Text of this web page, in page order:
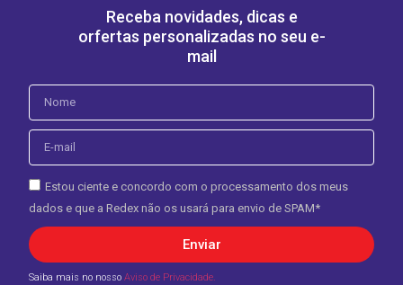
Receba novidades, dicas e
orfertas personalizadas no seu e-
mail
Estou ciente e concordo com o processamento dos meus
dados e que a Redex não os usará para envio de SPAM*
Enviar
Saiba mais no nosso Aviso de Privacidade.